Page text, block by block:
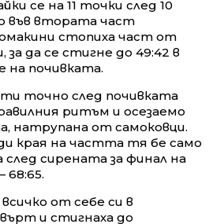
се на 11 точки след 10
във втората част
стопиха част от
за да се стигне до 49:42 в
на почивката.
точно след почивката
ритъм и осезаемо
натрупана от самоковци.
края на частта тя бе само
след сирената за финал на
68:65.
от себе си в
и стигнаха до